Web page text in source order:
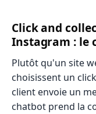
Click and
Instagram : le
Plutôt qu'un site
choisissent un
client envoie un
chatbot prend la